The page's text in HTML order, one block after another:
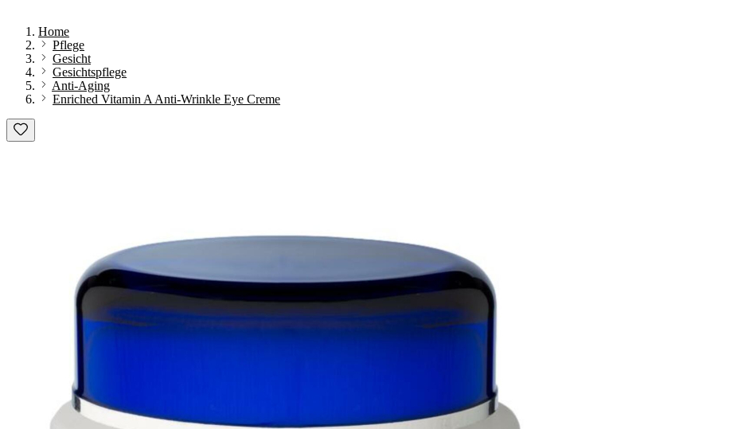
Home
Pflege
Gesicht
Gesichtspflege
Anti-Aging
Enriched Vitamin A Anti-Wrinkle Eye Creme